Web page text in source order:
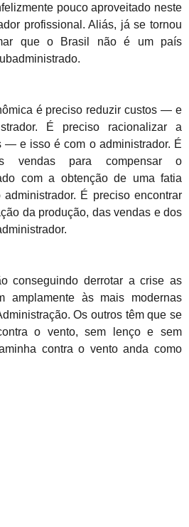
pouco aproveitado neste
profissional. Aliás, já se tornou
que o Brasil não é um país
é preciso reduzir custos — e
É preciso racionalizar a
— e isso é com o administrador. É
vendas para compensar o
com a obtenção de uma fatia
É preciso encontrar
da produção, das vendas e dos
conseguindo derrotar a crise as
amplamente às mais modernas
Os outros têm que se
o vento, sem lenço e sem
contra o vento anda como